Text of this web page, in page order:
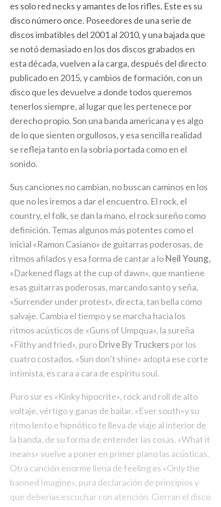
es solo red necks y amantes de los rifles. Este es su
disco número once. Poseedores de una serie de
discos imbatibles del 2001 al 2010, y una bajada que
se notó demasiado en los dos discos grabados en
esta década, vuelven a la carga, después del directo
publicado en 2015, y cambios de formación, con un
disco que les devuelve a donde todos queremos
tenerlos siempre, al lugar que les pertenece por
derecho propio. Son una banda americana y es algo
de lo que sienten orgullosos, y esa sencilla realidad
se refleja tanto en la sobria portada como en el
sonido.
Sus canciones no cambian, no buscan caminos en los
que no les iremos a dar el encuentro. El rock, el
country, el folk, se dan la mano, el rock sureño como
definición. Temas algunos más potentes como el
inicial «Ramon Casiano» de guitarras poderosas, de
ritmos afilados y esa forma de cantar a loNeil Young,
«Darkened flags at the cup of dawn», que mantiene
esas guitarras poderosas, marcando santo y seña,
«Surrender under protest», directa, tan bella como
salvaje. Cambia el tiempo y se marcha hacia los
ritmos acústicos de «Guns of Umpqua», la sureña
«Filthy and fried», puroDrive By Truckers por los
cuatro costados. «Sun don’t shine» adopta ese corte
intimista, es cara a cara de espíritu soul.
Puro sur es «Kinky hipocrite», rock and roll de alto
voltaje, vértigo y ganas de bailar. «Ever south»y su
ritmo lento e hipnótico te lleva de viaje al interior de
la banda, de su forma de entender las cosas. «What it
means» vuelve a poner en primer plano las acústicas.
Otra canción enorme llena de feeling es «Only the
banned Imagine», pura declaración de principios y
que deberías escuchar con atención. Cierran el disco